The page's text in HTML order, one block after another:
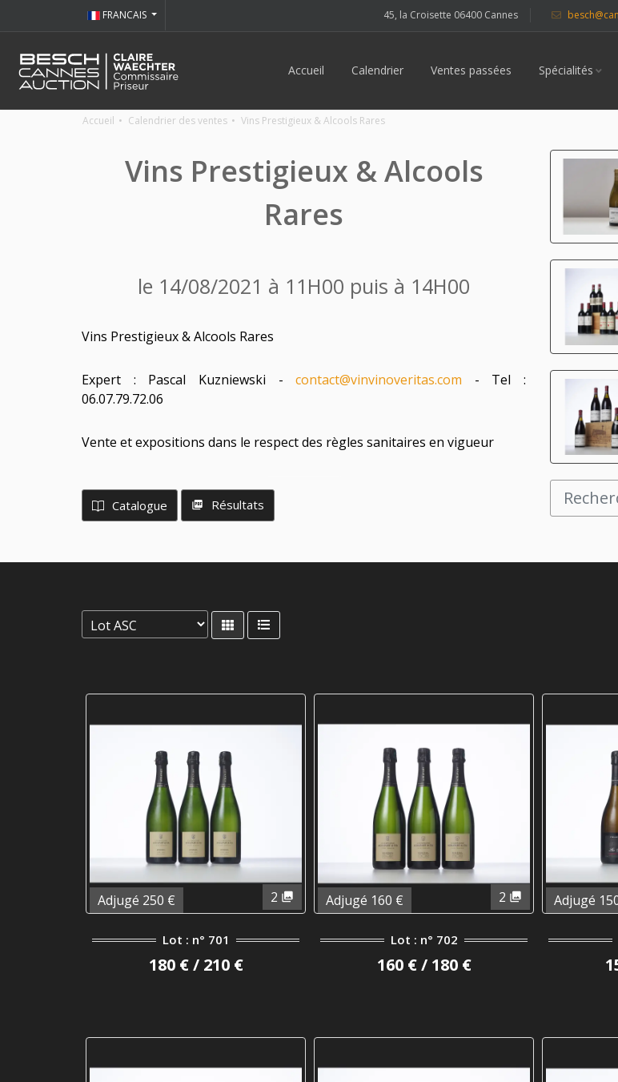
45, la Croisette 06400 Cannes
FRANCAIS
Accueil Calendrier Ventes passées Spécialités
Accueil Calendrier des ventes Vins Prestigieux & Alcools Rares
Vins Prestigieux & Alcools
Rares
le 14/08/2021 à 11H00 puis à 14H00
Vins Prestigieux & Alcools Rares
Expert : Pascal Kuzniewski -contact@vinvinoveritas.com - Tel :
06.07.79.72.06
Vente et expositions dans le respect des règles sanitaires en vigueur
Catalogue Résultats
2
Adjugé 250 €
Lot : n° 701
180 € / 210 €
2
Adjugé 160 €
Lot : n° 702
160 € / 180 €
Adjugé